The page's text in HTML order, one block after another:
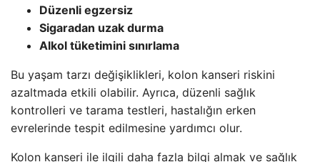
Düzenli egzersiz
Sigaradan uzak durma
Alkol tüketimini sınırlama
Bu yaşam tarzı değişiklikleri, kolon kanseri riskini
azaltmada etkili olabilir. Ayrıca, düzenli sağlık
kontrolleri ve tarama testleri, hastalığın erken
evrelerinde tespit edilmesine yardımcı olur.
Kolon kanseri ile ilgili daha fazla bilgi almak ve sağlık